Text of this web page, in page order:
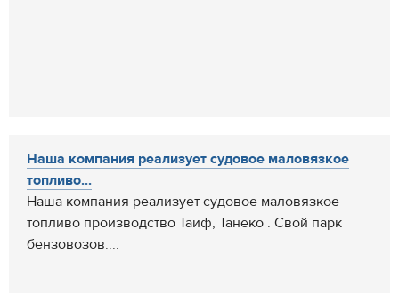
Наша компания реализует судовое маловязкое
топливо...
Наша компания реализует судовое маловязкое
топливо производство Таиф, Танеко . Свой парк
бензовозов....